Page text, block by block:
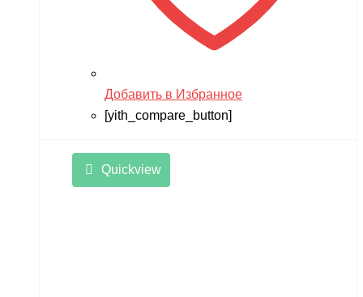
Добавить в Избранное
[yith_compare_button]
Quickview